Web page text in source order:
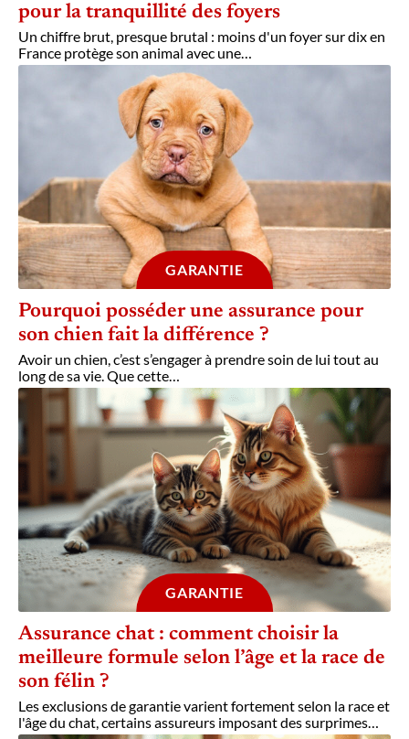
pour la tranquillité des foyers
Un chiffre brut, presque brutal : moins d'un foyer sur dix en
France protège son animal avec une…
GARANTIE
Pourquoi posséder une assurance pour
son chien fait la différence ?
Avoir un chien, c’est s’engager à prendre soin de lui tout au
long de sa vie. Que cette
GARANTIE
Assurance chat : comment choisir la
meilleure formule selon l’âge et la race de
son félin ?
Les exclusions de garantie varient fortement selon la race et
l'âge du chat, certains assureurs imposant des surprimes